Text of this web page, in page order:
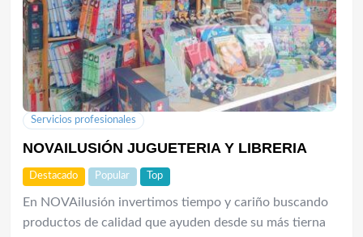
Servicios profesionales
NOVAILUSIÓN JUGUETERIA Y LIBRERIA
Destacado Popular Top
En NOVAilusión invertimos tiempo y cariño buscando
productos de calidad que ayuden desde su más tierna